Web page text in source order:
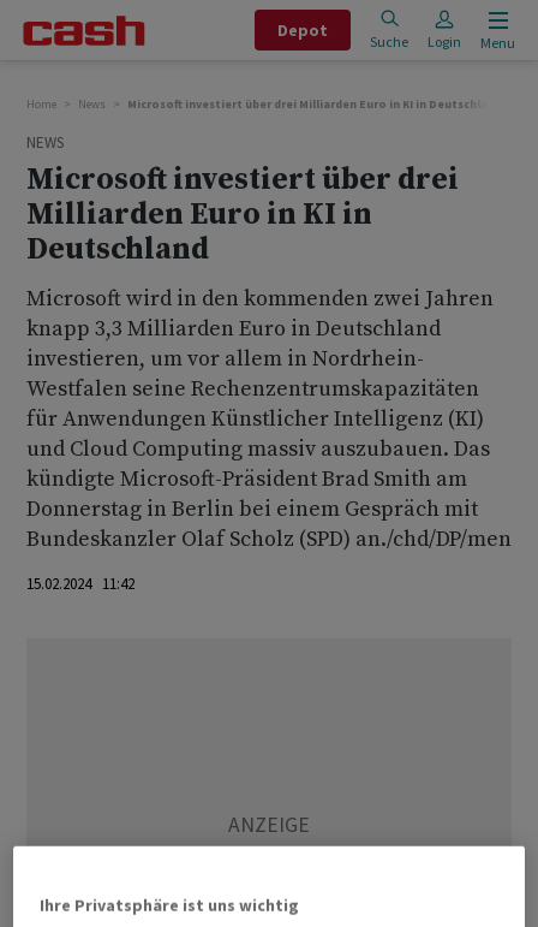
Depot
Suche Login Menu
Home News Microsoft investiert über drei Milliarden Euro in KI in Deutschland
NEWS
Microsoft investiert über drei
Milliarden Euro in KI in
Deutschland
Microsoft wird in den kommenden zwei Jahren
knapp 3,3 Milliarden Euro in Deutschland
investieren, um vor allem in Nordrhein-
Westfalen seine Rechenzentrumskapazitäten
für Anwendungen Künstlicher Intelligenz (KI)
und Cloud Computing massiv auszubauen. Das
kündigte Microsoft-Präsident Brad Smith am
Donnerstag in Berlin bei einem Gespräch mit
Bundeskanzler Olaf Scholz (SPD) an./chd/DP/men
15.02.2024 11:42
Ihre Privatsphäre ist uns wichtig